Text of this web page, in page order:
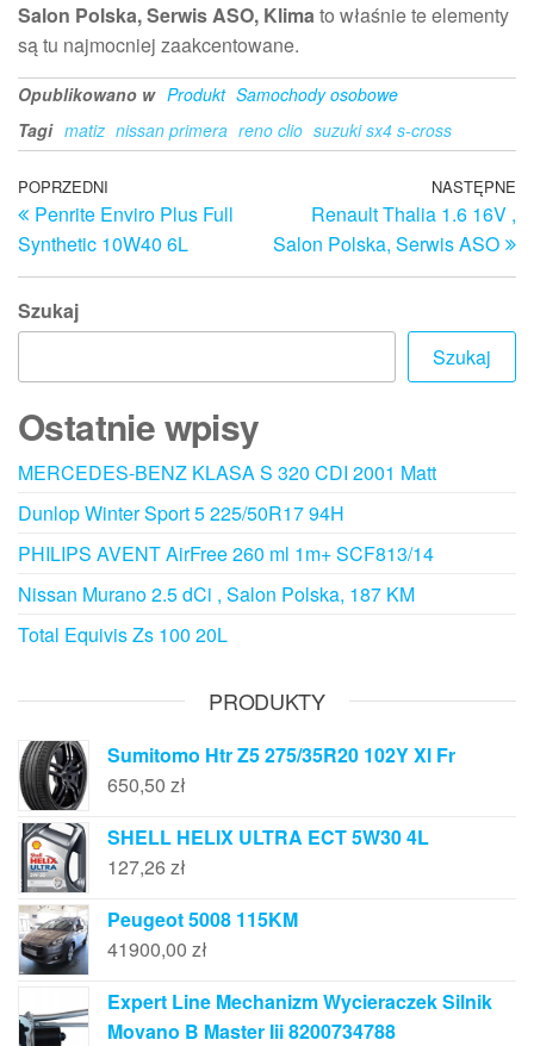
Salon Polska, Serwis ASO, Klimato właśnie te elementy
są tu najmocniej zaakcentowane.
Opublikowano w Produkt Samochody osobowe
Tagi matiz nissan primera reno clio suzuki sx4 s-cross
Nawigacja
wpisu
Poprzedni
wpis
POPRZEDNI
Penrite Enviro Plus Full
Synthetic 10W40 6L
NASTĘPNE
Renault Thalia 1.6 16V ,
Salon Polska, Serwis ASO
Szukaj
Szukaj
Ostatnie wpisy
MERCEDES-BENZ KLASA S 320 CDI 2001 Matt
Dunlop Winter Sport 5 225/50R17 94H
PHILIPS AVENT AirFree 260 ml 1m+ SCF813/14
Nissan Murano 2.5 dCi , Salon Polska, 187 KM
Total Equivis Zs 100 20L
PRODUKTY
Sumitomo Htr Z5 275/35R20 102Y Xl Fr
650,50 zł
SHELL HELIX ULTRA ECT 5W30 4L
127,26 zł
Peugeot 5008 115KM
41900,00 zł
Expert Line Mechanizm Wycieraczek Silnik
Movano B Master Iii 8200734788